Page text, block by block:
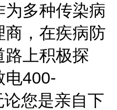
多种传染病
，在疾病防
路上积极探
电400-
您是亲自下